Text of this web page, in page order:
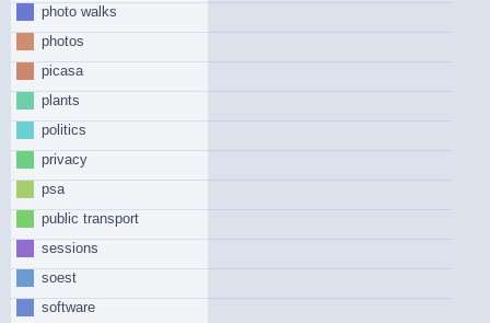
photo walks
photos
picasa
plants
politics
privacy
psa
public transport
sessions
soest
software